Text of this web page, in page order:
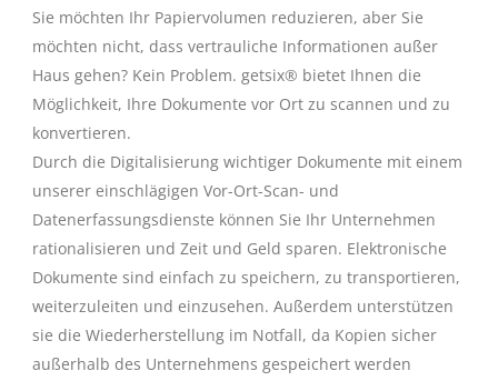
Sie möchten Ihr Papiervolumen reduzieren, aber Sie
möchten nicht, dass vertrauliche Informationen außer
Haus gehen? Kein Problem. getsix® bietet Ihnen die
Möglichkeit, Ihre Dokumente vor Ort zu scannen und zu
konvertieren.
Durch die Digitalisierung wichtiger Dokumente mit einem
unserer einschlägigen Vor-Ort-Scan- und
Datenerfassungsdienste können Sie Ihr Unternehmen
rationalisieren und Zeit und Geld sparen. Elektronische
Dokumente sind einfach zu speichern, zu transportieren,
weiterzuleiten und einzusehen. Außerdem unterstützen
sie die Wiederherstellung im Notfall, da Kopien sicher
außerhalb des Unternehmens gespeichert werden